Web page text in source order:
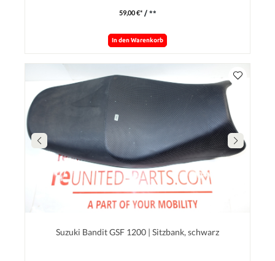
59,00 €* / **
In den Warenkorb
Suzuki Bandit GSF 1200 | Sitzbank, schwarz